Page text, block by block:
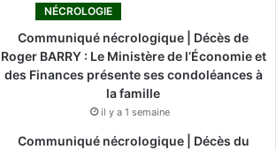
NÉCROLOGIE
Communiqué nécrologique | Décès de
Roger BARRY : Le Ministère de l’Économie et
des Finances présente ses condoléances à
la famille
il y a 1 semaine
Communiqué nécrologique | Décès du